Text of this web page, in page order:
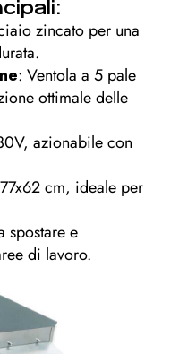
zincato per una
: Ventola a 5 pale
ottimale delle
azionabile con
cm, ideale per
spostare e
di lavoro.